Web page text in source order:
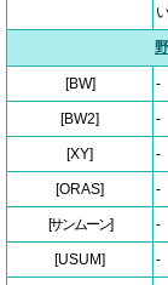
[BW] -
[BW2] -
[XY] -
[ORAS] -
[サンムーン] -
[USUM] -